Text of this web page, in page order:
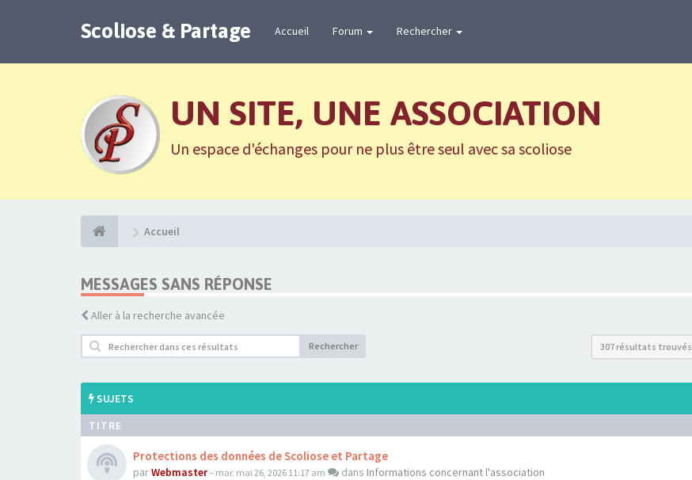
Scoliose & Partage Accueil Forum Rechercher
UN SITE, UNE ASSOCIATION
Un espace d'échanges pour ne plus être seul avec sa scoliose
Accueil
MESSAGES SANS RÉPONSE
Aller à la recherche avancée
Rechercher 307 résultats trouvés
SUJETS
TITRE
Protections des données de Scoliose et Partage
parWebmaster- mar. mai 26, 2026 11:17 am dans Informations concernant l'association